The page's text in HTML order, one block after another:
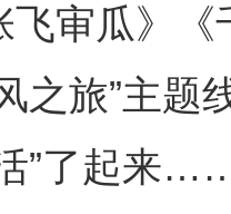
飞审瓜》
之旅”主
”了起来